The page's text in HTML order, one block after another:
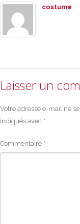
costume
Laisser un
Votre adresse e-mail ne
indiqués avec *
Commentaire *